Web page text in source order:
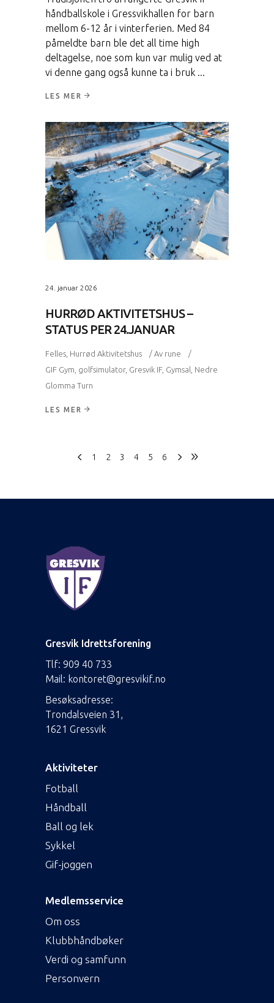
håndballskole i Gressvikhallen for barn
mellom 6-12 år i vinterferien. Med 84
påmeldte barn ble det all time high
deltagelse, noe som kun var mulig ved at
vi denne gang også kunne ta i bruk
LES MER
24. januar 2026
HURRØD AKTIVITETSHUS –
STATUS PER 24.JANUAR
Felles Hurrød Aktivitetshus Av rune
GIF Gym golfsimulator, Gresvik IF, Gymsal Nedre
Glomma Turn
LES MER
1 2 3 4 5 6
Gresvik Idrettsforening
Tlf: 909 40 733
Mail: kontoret@gresvikif.no
Besøksadresse:
Trondalsveien 31,
1621 Gressvik
Aktiviteter
Fotball
Håndball
Ball og lek
Sykkel
Gif-joggen
Medlemsservice
Om oss
Klubbhåndbøker
Verdi og samfunn
Personvern